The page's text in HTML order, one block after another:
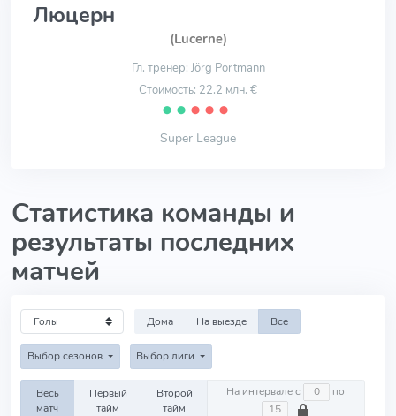
Люцерн
(Lucerne)
Гл. тренер: Jörg Portmann
Стоимость: 22.2 млн. €
⬤ ⬤ ⬤ ⬤ ⬤
Super League
Статистика команды и
результаты последних
матчей
Дома На выезде Все
Выбор сезонов Выбор лиги
Весь
матч
Первый
тайм
Второй
тайм
На интервале с по